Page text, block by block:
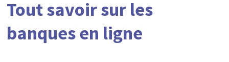
Tout savoir sur les
banques en ligne